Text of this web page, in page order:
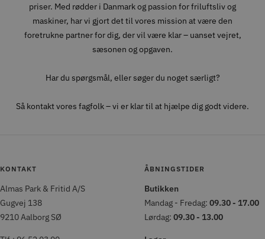
priser. Med rødder i Danmark og passion for friluftsliv og
maskiner, har vi gjort det til vores mission at være den
foretrukne partner for dig, der vil være klar – uanset vejret,
sæsonen og opgaven.
Har du spørgsmål, eller søger du noget særligt?
Så kontakt vores fagfolk – vi er klar til at hjælpe dig godt videre.
KONTAKT
Almas Park & Fritid A/S
Gugvej 138
9210 Aalborg SØ
ÅBNINGSTIDER
Butikken
Mandag - Fredag: 09.30 - 17.00
Lørdag: 09.30 - 13.00